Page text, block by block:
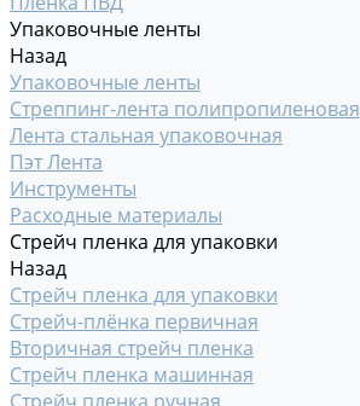
Упаковочные ленты
Назад
Упаковочные ленты
Стреппинг-лента полипропиленовая
Лента стальная упаковочная
Пэт Лента
Инструменты
Расходные материалы
Стрейч пленка для упаковки
Назад
Стрейч пленка для упаковки
Стрейч-плёнка первичная
Вторичная стрейч пленка
Стрейч пленка машинная